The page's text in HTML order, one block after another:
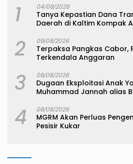
1 04/08/2026
Tanya Kepastian Dana
Daerah di Kaltim Kompak
2 09/08/2026
Terpaksa Pangkas Cabor,
Terkendala Anggaran
3 08/08/2026
Dugaan Eksploitasi Anak
Muhammad Jannah alias
4 08/08/2026
MGRM Akan Perluas
Pesisir Kukar